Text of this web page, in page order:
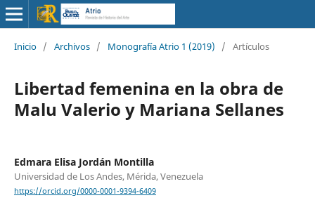
Inicio / Archivos / Monografía Atrio 1 (2019) / Artículos
Libertad femenina en la obra de
Malu Valerio y Mariana Sellanes
Edmara Elisa Jordán Montilla
Universidad de Los Andes, Mérida, Venezuela
https://orcid.org/0000-0001-9394-6409